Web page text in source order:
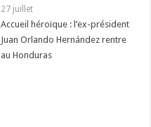
27 juillet
Accueil héroïque : l’ex-président
Juan Orlando Hernández rentre
au Honduras